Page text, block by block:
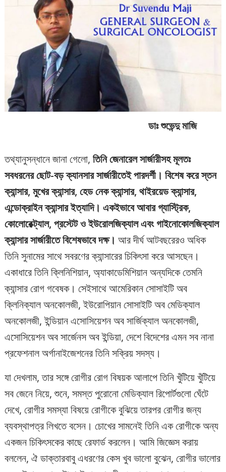
ডাঃ শুভেন্দু মাজি
তথ্যানুসন্ধানে জানা গেলো, তিনি জেনারেল সার্জারীসহ মূলতঃ
সবধরনের ছোট-বড় ক্যানসার সার্জারীতেই পারদর্শী। বিশেষ করে স্তন
ক্যান্সার, মুখের ক্যান্সার, হেড নেক ক্যান্সার, থাইরয়েড ক্যান্সার,
এন্ডোক্রাইন ক্যান্সার ইত্যাদি। একইভাবে আবার গ্যাস্ট্রিক,
কোলোরেক্ট্যাল, প্রস্টেট ও ইউরোলজিক্যাল এবং গাইনোকোলজিক্যাল
ক্যান্সার সার্জারীতে বিশেষভাবে দক্ষ। আর দীর্ঘ আটবছরেরও অধিক
তিনি সুনামের সাথে সবরণের ক্যান্সারের চিকিৎসা করে আসছেন।
একাধারে তিনি ক্লিনিশিয়ান, অ্যাকাডেমিশিয়ান অন্যদিকে তেমনি
ক্যান্সার রোগ গবেষক। সেইসাথে আমেরিকান সোসাইটি অব
ক্লিনিক্যাল অনকোলজী, ইউরোপিয়ান সোসাইটি অব মেডিক্যাল
অনকোলজী, ইন্ডিয়ান এসোসিয়েশন অব সার্জিক্যাল অনকোলজী,
এসোসিয়েশন অব সার্জেনস অব ইন্ডিয়া, দেশে বিদেশের এমন সব নানা
প্রফেশনাল অর্গানাইজেশনের তিনি সক্রিয় সদস্য।
যা দেখলাম, তার সঙ্গে রোগীর রোগ বিষয়ক আলাপে তিনি খুঁটিয়ে খুঁটিয়ে
সব জেনে নিয়ে, শুনে, সমস্ত পুরোনো মেডিক্যাল রিপোর্টগুলো ঘেঁটে
দেখে, রোগীর সমস্যা বিষয়ে রোগীকে বুঝিয়ে তারপর রোগীর জন্য
ব্যবস্থাপত্র লিখতে বসেন। চোখের সামনেই তিনি এক রোগীকে অন্য
একজন চিকিৎসকের কাছে রেফার্ড করলেন। আমি জিজ্ঞেস করায়
বললেন, ঐ ডাক্তারবাবু এধরণের কেস খুব ভালো বুঝেন, রোগীর ভালোর